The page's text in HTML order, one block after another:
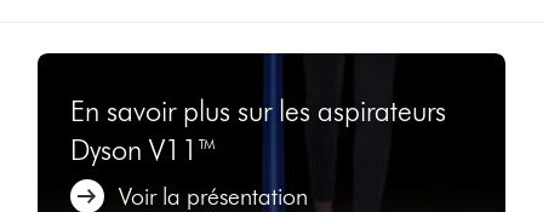
En savoir plus sur les aspirateurs
Dyson V11™
Voir la présentation